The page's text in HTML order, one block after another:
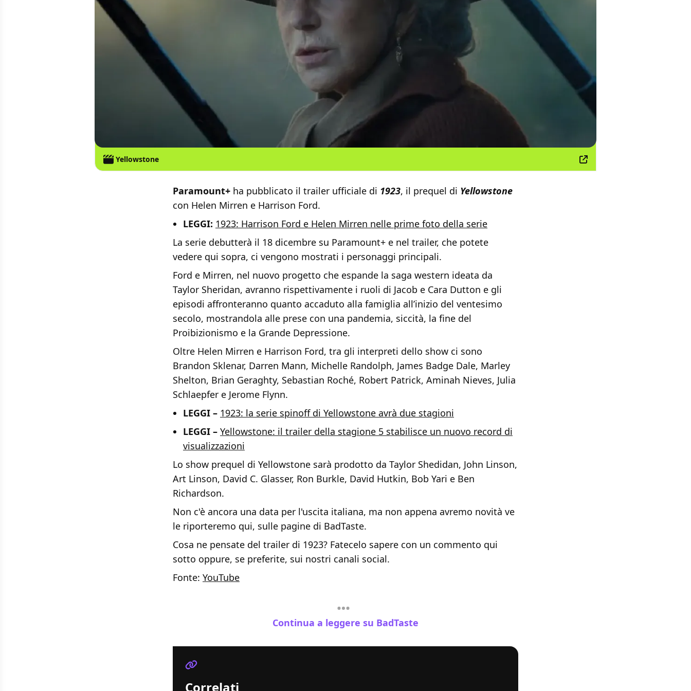
Yellowstone
Paramount+ ha pubblicato il trailer ufficiale di 1923, il prequel di Yellowstone
con Helen Mirren e Harrison Ford.
LEGGI: 1923: Harrison Ford e Helen Mirren nelle prime foto della serie
La serie debutterà il 18 dicembre su Paramount+ e nel trailer, che potete
vedere qui sopra, ci vengono mostrati i personaggi principali.
Ford e Mirren, nel nuovo progetto che espande la saga western ideata da
Taylor Sheridan, avranno rispettivamente i ruoli di Jacob e Cara Dutton e gli
episodi affronteranno quanto accaduto alla famiglia all’inizio del ventesimo
secolo, mostrandola alle prese con una pandemia, siccità, la fine del
Proibizionismo e la Grande Depressione.
Oltre Helen Mirren e Harrison Ford, tra gli interpreti dello show ci sono
Brandon Sklenar, Darren Mann, Michelle Randolph, James Badge Dale, Marley
Shelton, Brian Geraghty, Sebastian Roché, Robert Patrick, Aminah Nieves, Julia
Schlaepfer e Jerome Flynn.
LEGGI – 1923: la serie spinoff di Yellowstone avrà due stagioni
LEGGI – Yellowstone: il trailer della stagione 5 stabilisce un nuovo record di
visualizzazioni
Lo show prequel di Yellowstone sarà prodotto da Taylor Shedidan, John Linson,
Art Linson, David C. Glasser, Ron Burkle, David Hutkin, Bob Yari e Ben
Richardson.
Non c'è ancora una data per l'uscita italiana, ma non appena avremo novità ve
le riporteremo qui, sulle pagine di BadTaste.
Cosa ne pensate del trailer di 1923? Fatecelo sapere con un commento qui
sotto oppure, se preferite, sui nostri canali social.
Fonte: YouTube
Continua a leggere su BadTaste
Correlati